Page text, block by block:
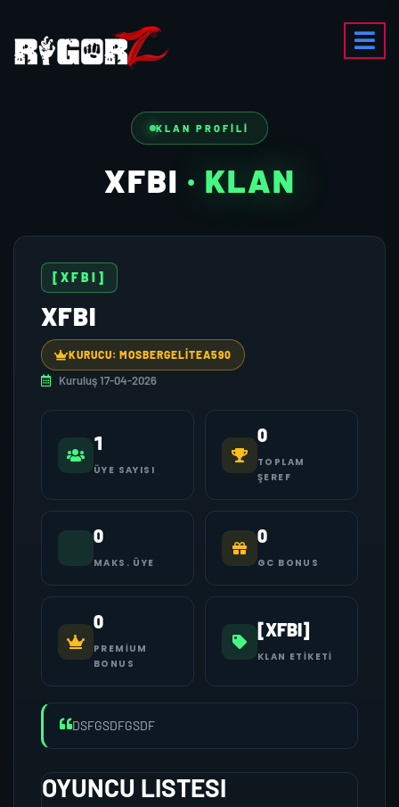
KLAN PROFILI
XFBI · KLAN
[XFBI]
XFBI
KURUCU: MOSBERGELITEA590
Kuruluş 17-04-2026
1
ÜYE SAYISI
0
TOPLAM
ŞEREF
0
MAKS. ÜYE
0
GC BONUS
0
PREMIUM
BONUS
[XFBI]
KLAN ETIKETI
DSFGSDFGSDF
OYUNCU LISTESI